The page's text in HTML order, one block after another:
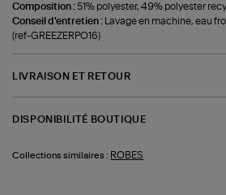
Composition :51% polyester, 49% polyester
Conseil d'entretien :
Lavage en machine, eau
(ref-GREEZERPO16)
LIVRAISON ET RETOUR
DISPONIBILITÉ BOUTIQUE
Collections similaires : ROBES